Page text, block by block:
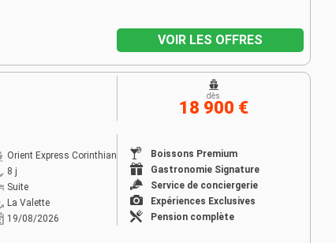
VOIR LES OFFRES
Orient Express Corinthian
8 j
Suite
La Valette
19/08/2026
Boissons Premium
Gastronomie Signature
Service de conciergerie
Expériences Exclusives
Pension complète
dès
18 900 €